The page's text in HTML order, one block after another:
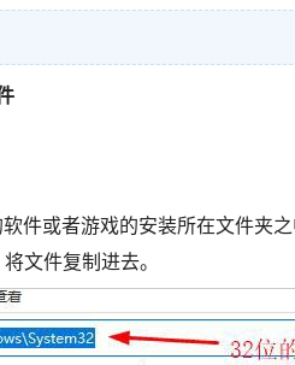
件或者游戏的安装所在文件夹
文件复制进去。